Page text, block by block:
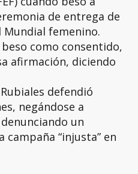
de entrega de
Mundial femenino.
como consentido,
afirmación, diciendo
defendió
negándose a
un
campaña “injusta” en